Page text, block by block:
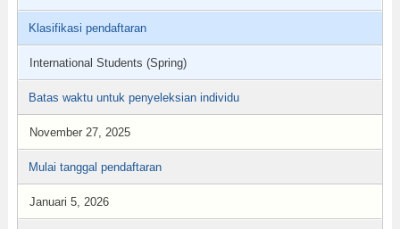
Klasifikasi pendaftaran
International Students (Spring)
Batas waktu untuk penyeleksian individu
November 27, 2025
Mulai tanggal pendaftaran
Januari 5, 2026